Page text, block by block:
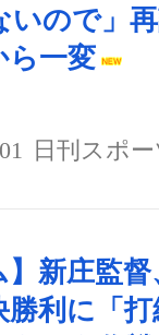
いので」
ら一変
日刊スポー
】新庄監
勝利に「